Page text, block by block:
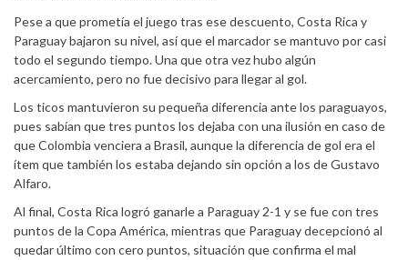
Pese a que prometía el juego tras ese descuento, Costa Rica y
Paraguay bajaron su nivel, así que el marcador se mantuvo por casi
todo el segundo tiempo. Una que otra vez hubo algún
acercamiento, pero no fue decisivo para llegar al gol.
Los ticos mantuvieron su pequeña diferencia ante los paraguayos,
pues sabían que tres puntos los dejaba con una ilusión en caso de
que Colombia venciera a Brasil, aunque la diferencia de gol era el
ítem que también los estaba dejando sin opción a los de Gustavo
Alfaro.
Al final, Costa Rica logró ganarle a Paraguay 2-1 y se fue con tres
puntos de la Copa América, mientras que Paraguay decepcionó al
quedar último con cero puntos, situación que confirma el mal